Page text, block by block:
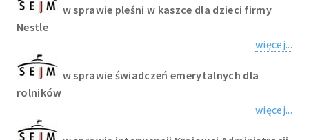
w sprawie pleśni w kaszce dla dzieci firmy
Nestle
więcej...
w sprawie świadczeń emerytalnych dla
rolników
więcej...